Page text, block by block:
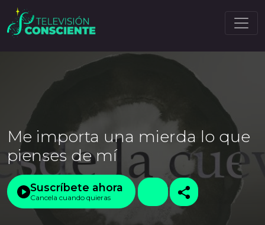
Me importa una mierda lo que
pienses de mí
Suscríbete ahora
Cancela cuando quieras